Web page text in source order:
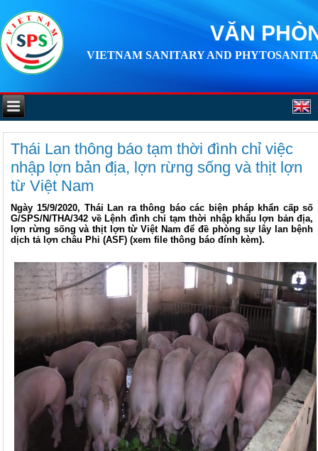
VĂN
VIETNAM SANITARY AND
Thái Lan thông báo tạm thời đình chỉ việc
nhập lợn bản địa, lợn rừng sống và thịt lợn
từ Việt Nam
Ngày 15/9/2020, Thái Lan ra thông báo các biện pháp khẩn cấp số
G/SPS/N/THA/342 về Lệnh đình chỉ tạm thời nhập khẩu lợn bản địa,
lợn rừng sống và thịt lợn từ Việt Nam để đề phòng sự lây lan bệnh
dịch tả lợn châu Phi (ASF) (xem file thông báo đính kèm).